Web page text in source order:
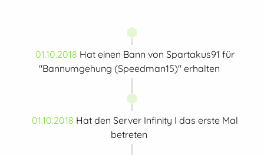
01.10.2018 Hat einen Bann von Spartakus91 für
"Bannumgehung (Speedman15)" erhalten
01.10.2018 Hat den Server Infinity I das erste Mal
betreten